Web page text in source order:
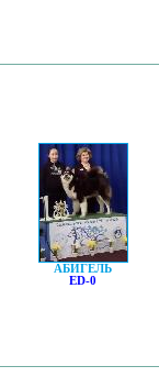
АБИГЕЛЬ
ED-0